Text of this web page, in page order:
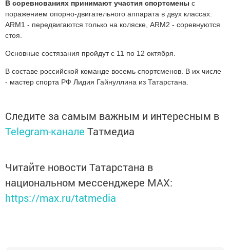
В соревнованиях принимают участия спортсмены с
поражением опорно-двигательного аппарата в двух классах:
ARM1 - передвигаются только на коляске, ARM2 - соревнуются
стоя.
Основные состязания пройдут с 11 по 12 октября.
В составе российской команде восемь спортсменов. В их числе
- мастер спорта РФ Лидия Гайнуллина из Татарстана.
Следите за самым важным и интересным в
Telegram-канале Татмедиа
Читайте новости Татарстана в
национальном мессенджере MАХ:
https://max.ru/tatmedia